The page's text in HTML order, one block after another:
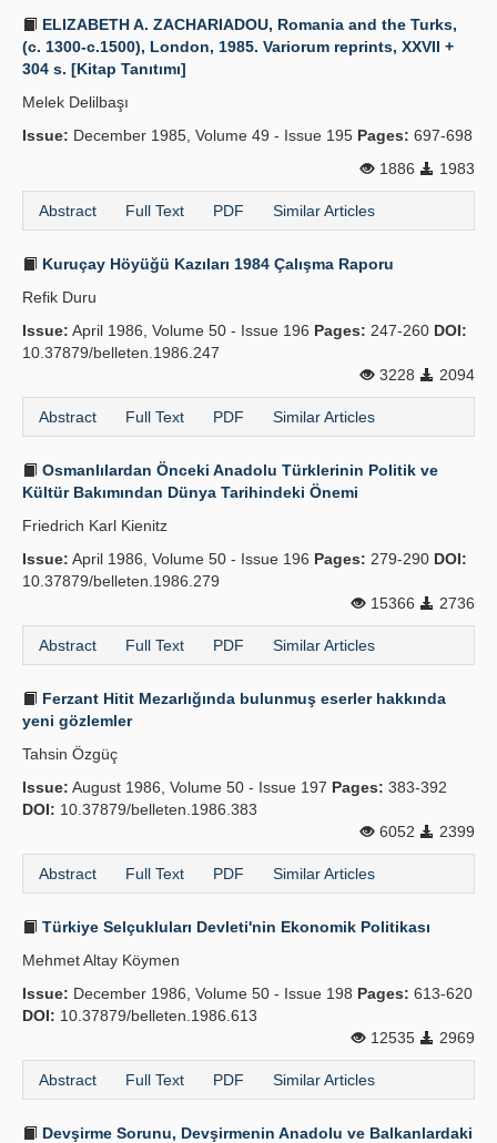
ELIZABETH A. ZACHARIADOU, Romania and the Turks,
(c. 1300-c.1500), London, 1985. Variorum reprints, XXVII +
304 s. [Kitap Tanıtımı]
Melek Delilbaşı
Issue: December 1985, Volume 49 - Issue 195 Pages: 697-698
1886
1983
Abstract Full Text PDF Similar Articles
Kuruçay Höyüğü Kazıları 1984 Çalışma Raporu
Refik Duru
Issue: April 1986, Volume 50 - Issue 196 Pages: 247-260 DOI:
10.37879/belleten.1986.247
3228
2094
Abstract Full Text PDF Similar Articles
Osmanlılardan Önceki Anadolu Türklerinin Politik ve
Kültür Bakımından Dünya Tarihindeki Önemi
Friedrich Karl Kienitz
Issue: April 1986, Volume 50 - Issue 196 Pages: 279-290 DOI:
10.37879/belleten.1986.279
15366
2736
Abstract Full Text PDF Similar Articles
Ferzant Hitit Mezarlığında bulunmuş eserler hakkında
yeni gözlemler
Tahsin Özgüç
Issue: August 1986, Volume 50 - Issue 197 Pages: 383-392
DOI: 10.37879/belleten.1986.383
6052
2399
Abstract Full Text PDF Similar Articles
Türkiye Selçukluları Devleti'nin Ekonomik Politikası
Mehmet Altay Köymen
Issue: December 1986, Volume 50 - Issue 198 Pages: 613-620
DOI: 10.37879/belleten.1986.613
12535
2969
Abstract Full Text PDF Similar Articles
Devşirme Sorunu, Devşirmenin Anadolu ve Balkanlardaki